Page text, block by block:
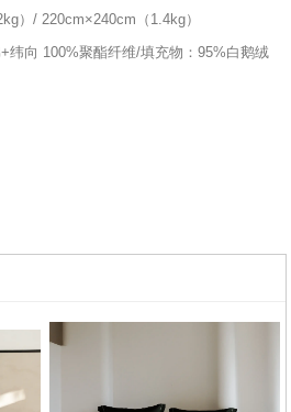
）/ 220cm×240cm（1.4kg）
纬向 100%聚酯纤维/填充物：95%白鹅绒